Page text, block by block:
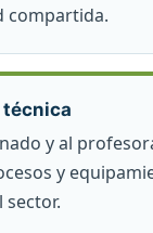
compartida.
y al
y